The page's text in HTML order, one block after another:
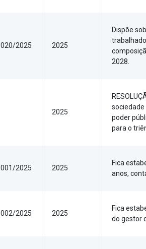
020/2025 2025
Dispõe
2028.
2025
sociedade
poder
para o
001/2025 2025
Fica
anos,
002/2025 2025
Fica
do gestor